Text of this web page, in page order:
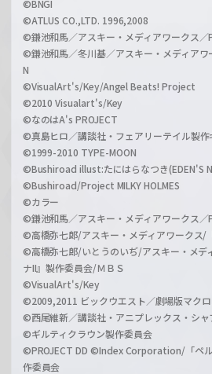
©BNGI
©ATLUS CO.,LTD. 1996,2008
©鎌池和馬／アスキー・メディアワークス／
©鎌池和馬／冬川基／アスキー・メディアワ
N
©VisualArt's/Key/Angel Beats! Project
©2010 Visualart's/Key
©なのはA's PROJECT
©真島ヒロ／講談社・フェアリーテイル製作
©1999-2010 TYPE-MOON
©Bushiroad illust:たにはらなつき(EDEN'S
©Bushiroad/Project MILKY HOLMES
©カラー
©鎌池和馬／アスキー・メディアワークス／
©高橋弥七郎/アスキー・メディアワークス/
©高橋弥七郎/いとうのいぢ/アスキー・メデ
ナII』製作委員会/ＭＢＳ
©VisualArt's/Key
©2009,2011 ビックウエスト／劇場版マク
©西尾維新／講談社・アニプレックス・シャ
©ギルティクラウン製作委員会
©PROJECT DD ©Index Corporation/「ペ
作委員会